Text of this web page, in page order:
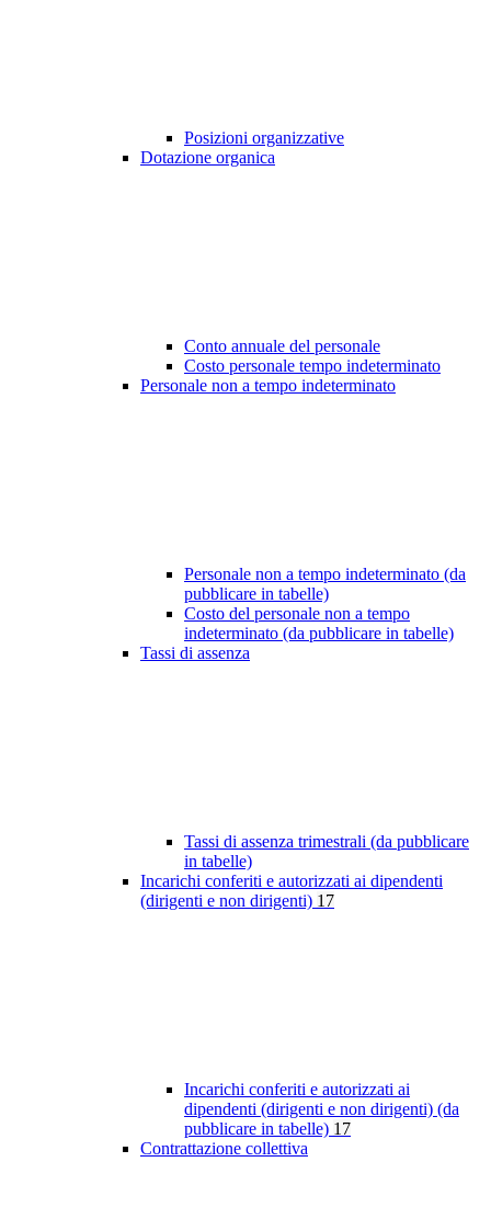
Posizioni organizzative
Dotazione organica
Conto annuale del personale
Costo personale tempo indeterminato
Personale non a tempo indeterminato
Personale non a tempo indeterminato (da
pubblicare in tabelle)
Costo del personale non a tempo
indeterminato (da pubblicare in tabelle)
Tassi di assenza
Tassi di assenza trimestrali (da pubblicare
in tabelle)
Incarichi conferiti e autorizzati ai dipendenti
(dirigenti e non dirigenti) 17
Incarichi conferiti e autorizzati ai
dipendenti (dirigenti e non dirigenti) (da
pubblicare in tabelle) 17
Contrattazione collettiva